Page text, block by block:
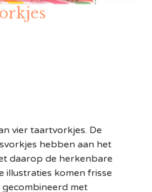
vier taartvorkjes. De
hebben aan het
daarop de herkenbare
illustraties komen frisse
met